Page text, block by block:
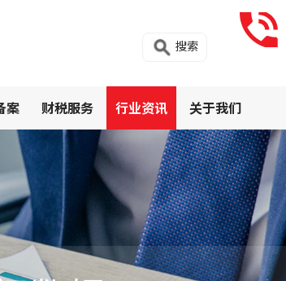
搜索
案 财税服务 行业资讯 关于我们